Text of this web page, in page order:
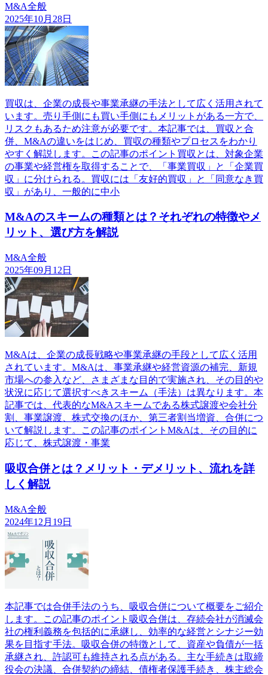
M&A全般
2025年10月28日
買収は、企業の成長や事業承継の手法として広く活用されて
います。売り手側にも買い手側にもメリットがある一方で、
リスクもあるため注意が必要です。本記事では、買収と合
併、M&Aの違いをはじめ、買収の種類やプロセスをわかり
やすく解説します。この記事のポイント買収とは、対象企業
の事業や経営権を取得することで、「事業買収」と「企業買
収」に分けられる。買収には「友好的買収」と「同意なき買
収」があり、一般的に中小
M&Aのスキームの種類とは？それぞれの特徴やメ
リット、選び方を解説
M&A全般
2025年09月12日
M&Aは、企業の成長戦略や事業承継の手段として広く活用
されています。M&Aは、事業承継や経営資源の補完、新規
市場への参入など、さまざまな目的で実施され、その目的や
状況に応じて選択すべきスキーム（手法）は異なります。本
記事では、代表的なM&Aスキームである株式譲渡や会社分
割、事業譲渡、株式交換のほか、第三者割当増資、合併につ
いて解説します。この記事のポイントM&Aは、その目的に
応じて、株式譲渡・事業
吸収合併とは？メリット・デメリット、流れを詳
しく解説
M&A全般
2024年12月19日
本記事では合併手法のうち、吸収合併について概要をご紹介
します。この記事のポイント吸収合併は、存続会社が消滅会
社の権利義務を包括的に承継し、効率的な経営とシナジー効
果を目指す手法。吸収合併の特徴として、資産や負債が一括
承継され、許認可も維持される点がある。主な手続きは取締
役会の決議、合併契約の締結、債権者保護手続き、株主総会